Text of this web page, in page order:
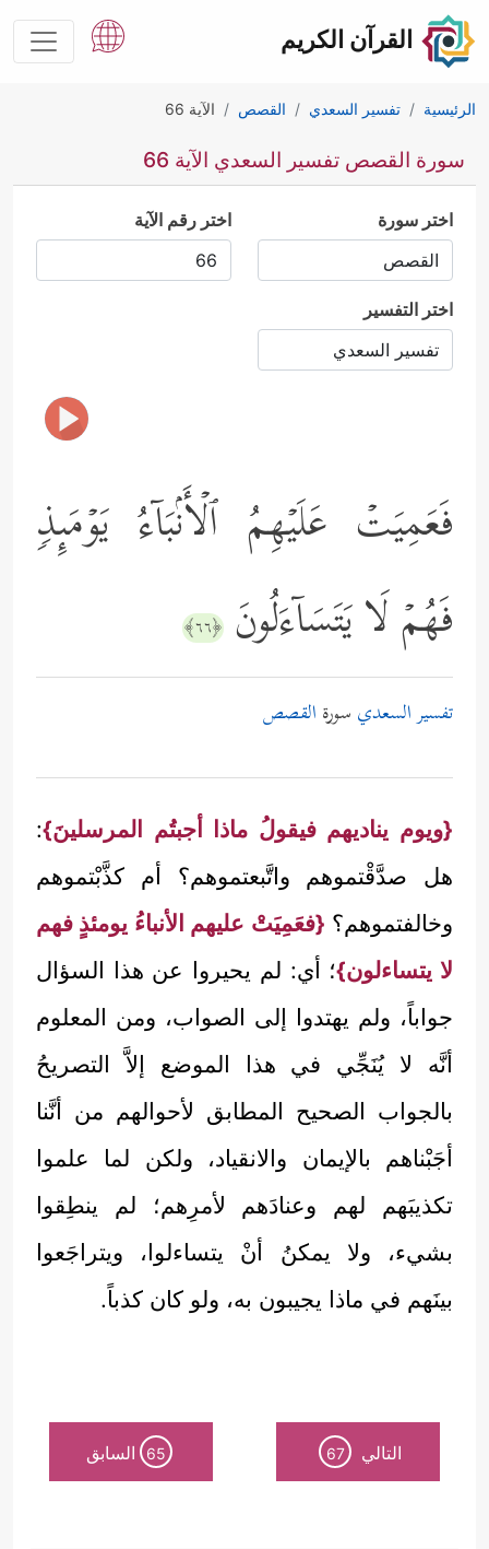
القرآن الكريم
الرئيسية تفسير السعدي القصص الآية 66
سورة القصص تفسير السعدي الآية 66
اختر سورة اختر رقم الآية
اختر التفسير
فَعَمِیَتۡ عَلَیۡهِمُ ٱلۡأَنۢبَاۤءُ یَوۡمَىِٕذࣲ
فَهُمۡ لَا یَتَسَاۤءَلُونَ ﴿٦٦﴾
تفسير السعدي سورة القصص
{ويوم يناديهم فيقولُ ماذا أجبتُم المرسلينَ}:
هل صدَّقْتموهم واتَّبعتموهم؟ أم كذَّبْتموهم
وخالفتموهم؟ {فعَمِيَتْ عليهم الأنباءُ يومئذٍ فهم
لا يتساءلون}؛ أي: لم يحيروا عن هذا السؤال
جواباً، ولم يهتدوا إلى الصواب، ومن المعلوم
أنَّه لا يُنَجِّي في هذا الموضع إلاَّ التصريحُ
بالجواب الصحيح المطابق لأحوالهم من أنَّنا
أجَبْناهم بالإيمان والانقياد، ولكن لما علموا
تكذيبَهم لهم وعنادَهم لأمرِهم؛ لم ينطِقوا
بشيء، ولا يمكنُ أنْ يتساءلوا، ويتراجَعوا
بينَهم في ماذا يجيبون به، ولو كان كذباً.
التالي 67
65 السابق